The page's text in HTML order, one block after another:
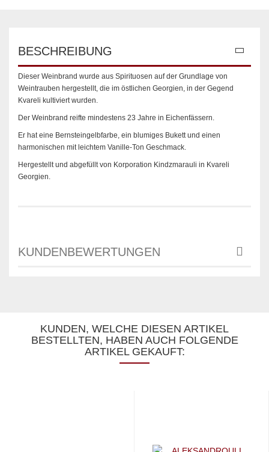
BESCHREIBUNG
Dieser Weinbrand wurde aus Spirituosen auf der Grundlage von
Weintrauben hergestellt, die im östlichen Georgien, in der Gegend
Kvareli kultiviert wurden.
Der Weinbrand reifte mindestens 23 Jahre in Eichenfässern.
Er hat eine Bernsteingelbfarbe, ein blumiges Bukett und einen
harmonischen mit leichtem Vanille-Ton Geschmack.
Hergestellt und abgefüllt von Korporation Kindzmarauli in Kvareli
Georgien.
KUNDENBEWERTUNGEN
KUNDEN, WELCHE DIESEN ARTIKEL
BESTELLTEN, HABEN AUCH FOLGENDE
ARTIKEL GEKAUFT: